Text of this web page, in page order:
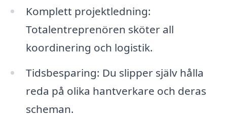
Komplett projektledning:
Totalentreprenören sköter all
koordinering och logistik.
Tidsbesparing: Du slipper själv hålla
reda på olika hantverkare och deras
scheman.